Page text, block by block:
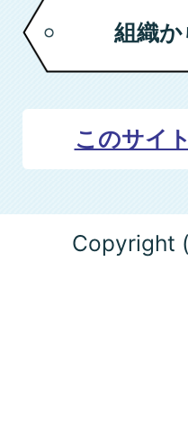
組織
このサイ
Copyright